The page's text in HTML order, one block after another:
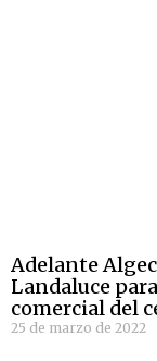
Adelante
Landaluce
comercial del
25 de marzo de 2022